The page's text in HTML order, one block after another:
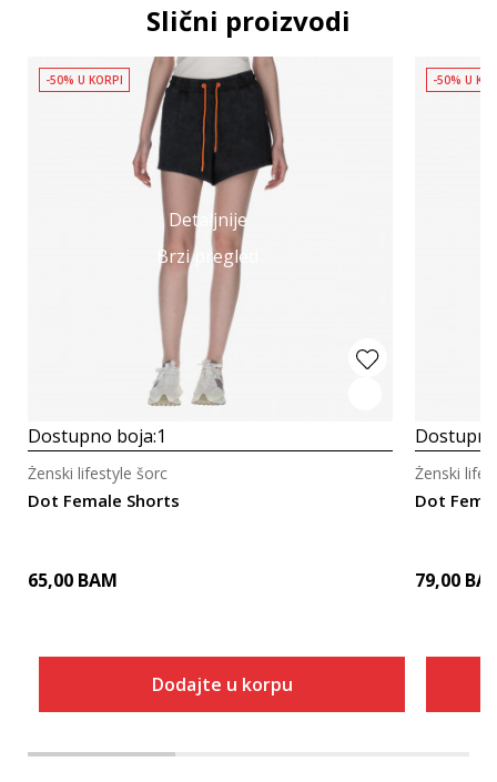
Slični proizvodi
Detaljnije
Brzi pregled
-50% U KORPI
Dostupno boja:1
Dot Female Shorts
Ženski lifestyle šorc
65,00 BAM
Dodajte u korpu
-50% U
Dot
Ženski
79,00